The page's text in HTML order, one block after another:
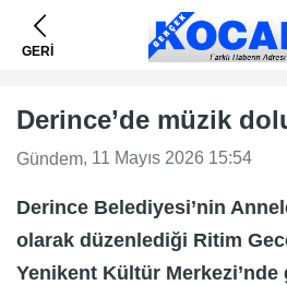
GERİ
Derince’de müzik
Gündem, 11 Mayıs 2026 15:54
Derince Belediyesi’nin
olarak düzenlediği Ritim
Yenikent Kültür Merkezi’nde